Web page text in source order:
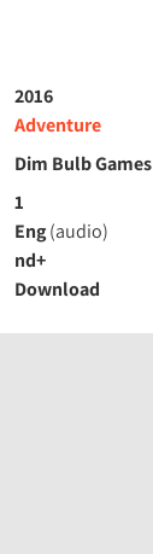
2016
Adventure
Dim Bulb Games
1
Eng(audio)
nd+
Download